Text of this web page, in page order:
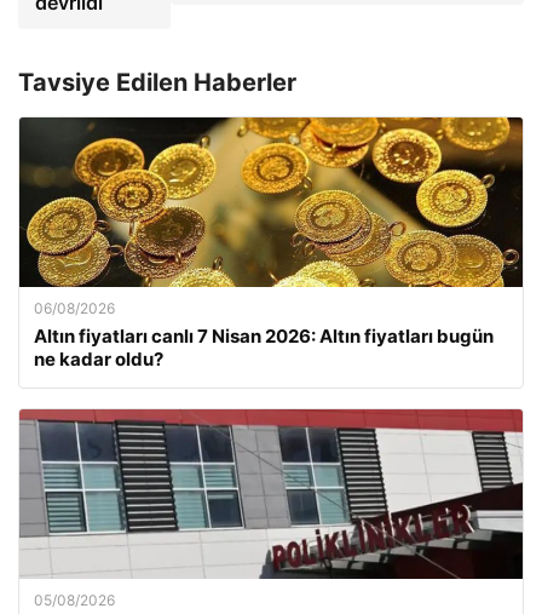
Tavsiye Edilen Haberler
06/08/2026
Altın fiyatları canlı 7 Nisan 2026: Altın fiyatları bugün
ne kadar oldu?
05/08/2026